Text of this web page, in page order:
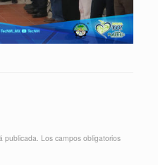
publicada. Los campos obligatorios